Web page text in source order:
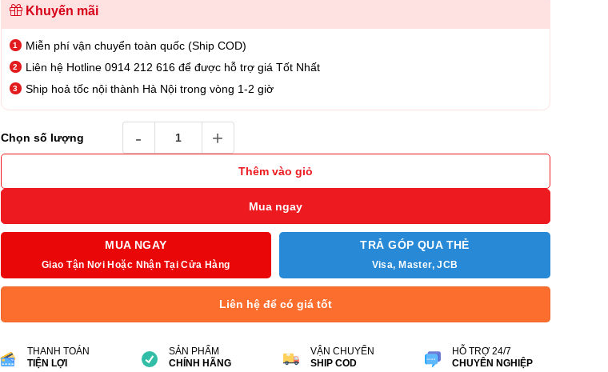
Khuyến mãi
Miễn phí vận chuyển toàn quốc (Ship COD)
Liên hệ Hotline 0914 212 616 để được hỗ trợ giá Tốt Nhất
Ship hoả tốc nội thành Hà Nội trong vòng 1-2 giờ
Chọn số lượng
Thêm vào giỏ
Mua ngay
MUA NGAY
Giao Tận Nơi Hoặc Nhận Tại Cửa Hàng
TRẢ GÓP QUA THẺ
Visa, Master, JCB
Liên hệ để có giá tốt
THANH TOÁN
TIỆN LỢI
SẢN PHẨM
CHÍNH HÃNG
VẬN CHUYỂN
SHIP COD
HỖ TRỢ 24/7
CHUYÊN NGHIỆP